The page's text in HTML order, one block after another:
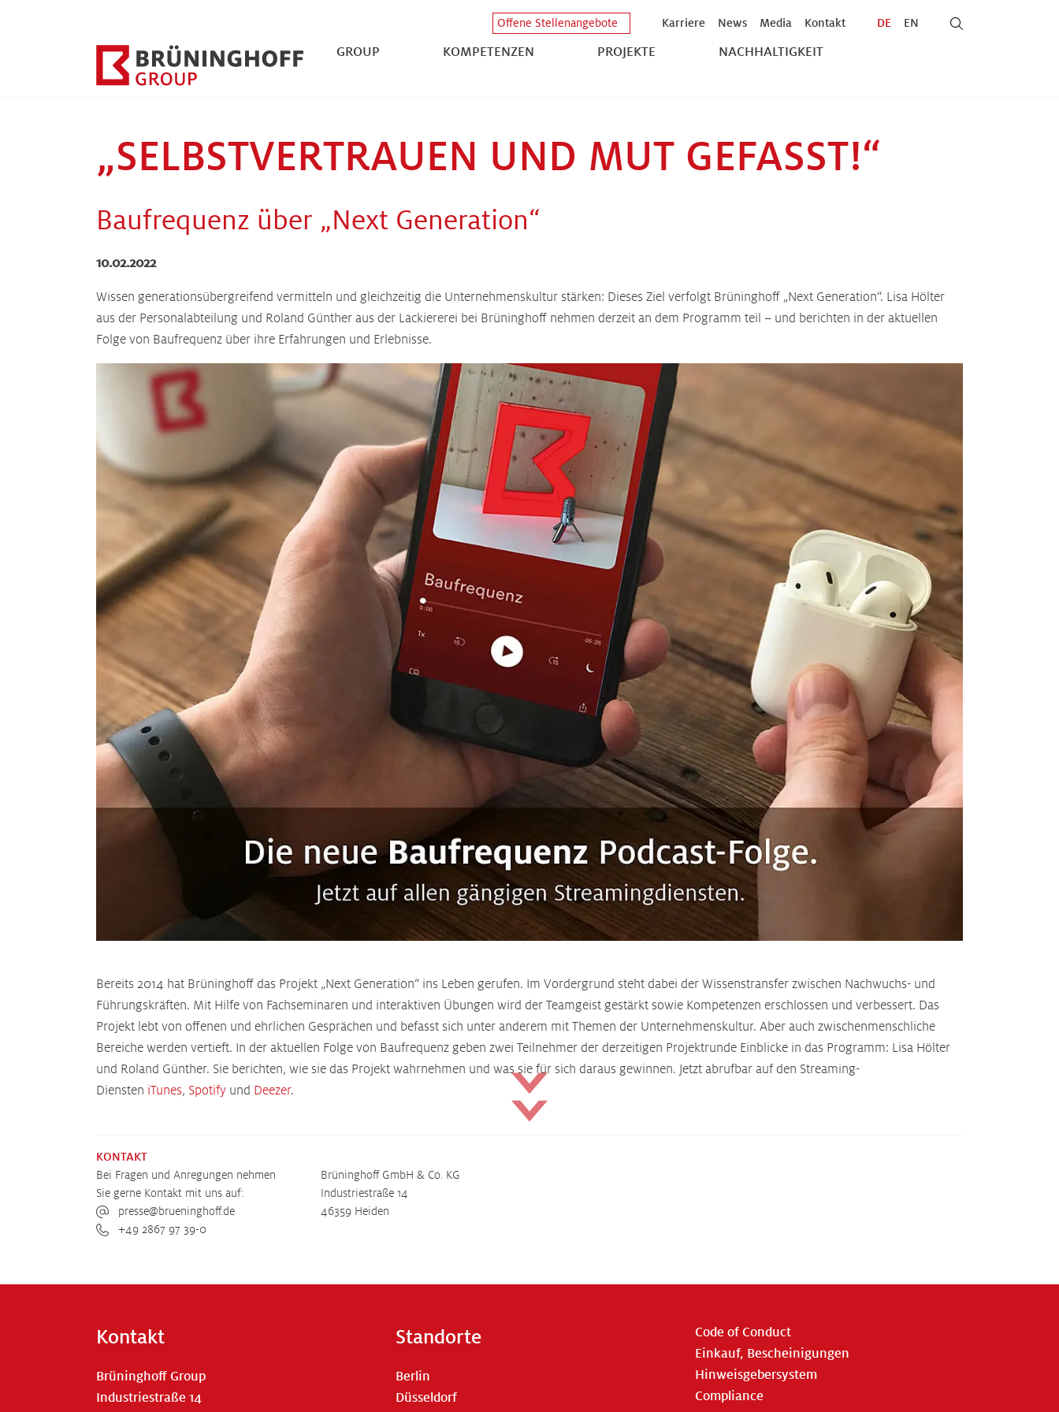
Offene Stellenangebote Karriere News Media Kontakt DE EN
GROUP KOMPETENZEN PROJEKTE NACHHALTIGKEIT
„SELBSTVERTRAUEN UND MUT GEFASST!“
Baufrequenz über „Next Generation“
10.02.2022
Wissen generationsübergreifend vermitteln und gleichzeitig die Unternehmenskultur stärken: Dieses Ziel verfolgt Brüninghoff „Next Generation“. Lisa Hölter
aus der Personalabteilung und Roland Günther aus der Lackiererei bei Brüninghoff nehmen derzeit an dem Programm teil – und berichten in der aktuellen
Folge von Baufrequenz über ihre Erfahrungen und Erlebnisse.
Bereits 2014 hat Brüninghoff das Projekt „Next Generation“ ins Leben gerufen. Im Vordergrund steht dabei der Wissenstransfer zwischen Nachwuchs- und
Führungskräften. Mit Hilfe von Fachseminaren und interaktiven Übungen wird der Teamgeist gestärkt sowie Kompetenzen erschlossen und verbessert. Das
Projekt lebt von offenen und ehrlichen Gesprächen und befasst sich unter anderem mit Themen der Unternehmenskultur. Aber auch zwischenmenschliche
Bereiche werden vertieft. In der aktuellen Folge von Baufrequenz geben zwei Teilnehmer der derzeitigen Projektrunde Einblicke in das Programm: Lisa Hölter
und Roland Günther. Sie berichten, wie sie das Projekt wahrnehmen und was sie für sich daraus gewinnen. Jetzt abrufbar auf den Streaming-
Diensten iTunes, Spotify und Deezer.
KONTAKT
Bei Fragen und Anregungen nehmen
Sie gerne Kontakt mit uns auf:
presse@brueninghoff.de
+49 2867 97 39-0
Brüninghoff GmbH & Co. KG
Industriestraße 14
46359 Heiden
Kontakt
Brüninghoff Group
Industriestraße 14
Standorte
Berlin
Düsseldorf
Code of Conduct
Einkauf, Bescheinigungen
Hinweisgebersystem
Compliance